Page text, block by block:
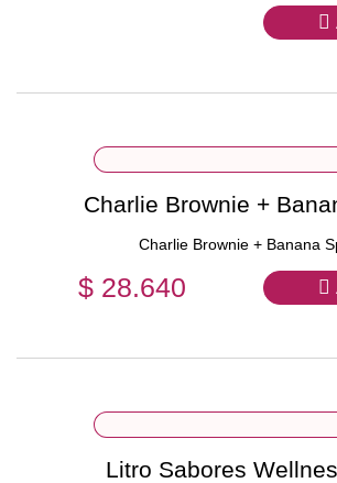
Charlie Brownie +
Charlie Brownie + Banana
$ 28.640
Litro Sabores